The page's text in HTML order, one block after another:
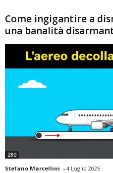
Come ingigantire a
una banalità
280
Stefano Marcellini - 4 Luglio 2026